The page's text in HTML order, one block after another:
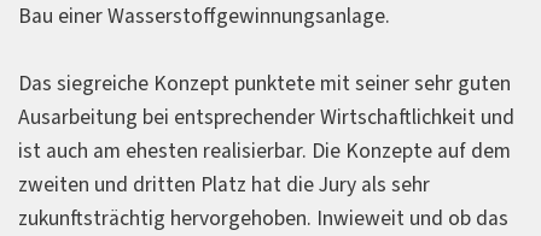
Bau einer Wasserstoffgewinnungsanlage.
Das siegreiche Konzept punktete mit seiner sehr guten
Ausarbeitung bei entsprechender Wirtschaftlichkeit und
ist auch am ehesten realisierbar. Die Konzepte auf dem
zweiten und dritten Platz hat die Jury als sehr
zukunftsträchtig hervorgehoben. Inwieweit und ob das